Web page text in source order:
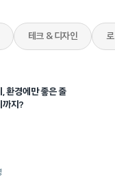
테크 & 디자인
환경에만 좋은 줄
까지?